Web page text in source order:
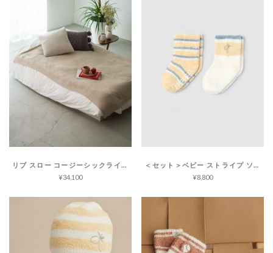
リブ スロー コージーシックライト
¥34,100
＜セット＞ベビー ストライプ ソックス コージーシックライト
¥8,800